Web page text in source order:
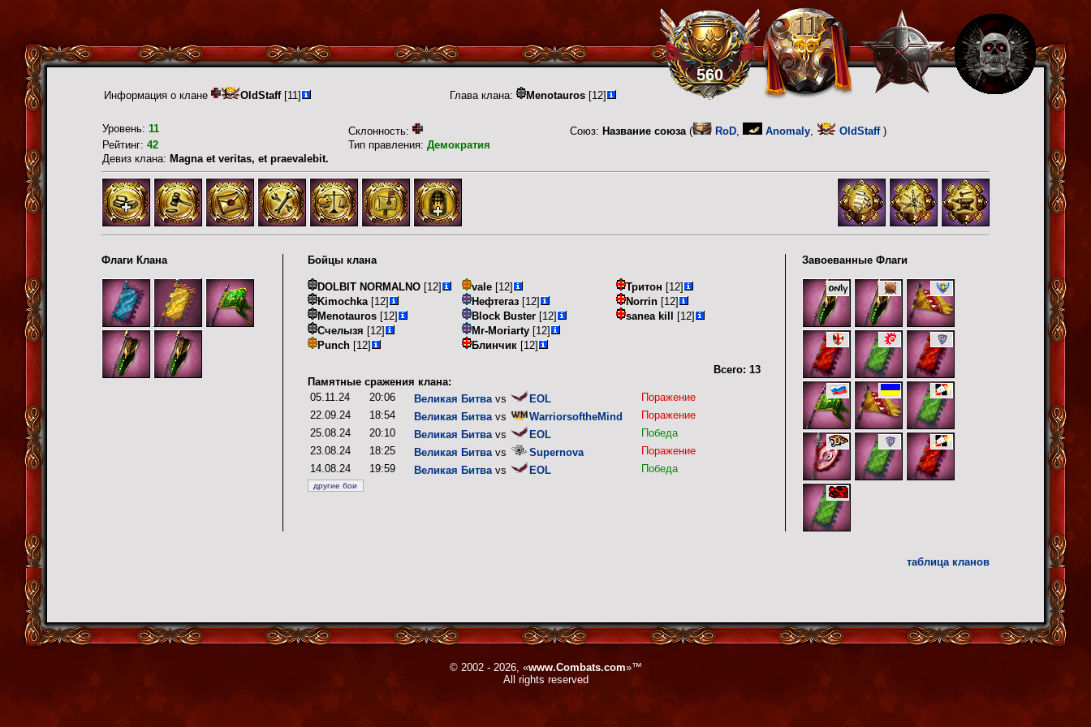
560
Информация о клане OldStaff[11] Глава клана: Menotauros [12]
Уровень: 11 Склонность: Союз: Название союза( RoD, Anomaly, OldStaff)
Рейтинг: 42 Тип правления: Демократия
Девиз клана: Magna et veritas, et praevalebit.
Флаги Клана Бойцы клана
DOLBIT NORMALNO [12]
Kimochka [12]
Menotauros [12]
Счелызя [12]
Punch [12]
vale [12]
Нефтегаз [12]
Block Buster [12]
Mr-Moriarty [12]
Блинчик [12]
Тритон [12]
Norrin [12]
sanea kill [12]
Всего: 13
Памятные сражения клана:
05.11.24
20:06 Великая Битва vs EOL
Поражение
22.09.24
18:54 Великая Битва vs WarriorsoftheMind
Поражение
25.08.24
20:10 Великая Битва vs EOL
Победа
23.08.24
18:25 Великая Битва vs Supernova
Поражение
14.08.24
19:59 Великая Битва vs EOL Победа
Завоеванные Флаги
таблица кланов
© 2002 - 2026, «www.Combats.com»™
All rights reserved